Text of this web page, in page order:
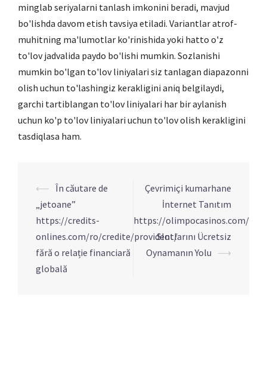
minglab seriyalarni tanlash imkonini beradi, mavjud
bo'lishda davom etish tavsiya etiladi. Variantlar atrof-
muhitning ma'lumotlar ko'rinishida yoki hatto o'z
to'lov jadvalida paydo bo'lishi mumkin. Sozlanishi
mumkin bo'lgan to'lov liniyalari siz tanlagan diapazonni
olish uchun to'lashingiz kerakligini aniq belgilaydi,
garchi tartiblangan to'lov liniyalari har bir aylanish
uchun ko'p to'lov liniyalari uchun to'lov olish kerakligini
tasdiqlasa ham.
Navigation
d’article
⟵ În căutare de
„jetoane”
https://credits-
onlines.com/ro/credite/provident/
fără o relație financiară
globală
Çevrimiçi kumarhane
İnternet Tanıtım
https://olimpocasinos.com/
Slotlarını Ücretsiz
Oynamanın Yolu ⟶